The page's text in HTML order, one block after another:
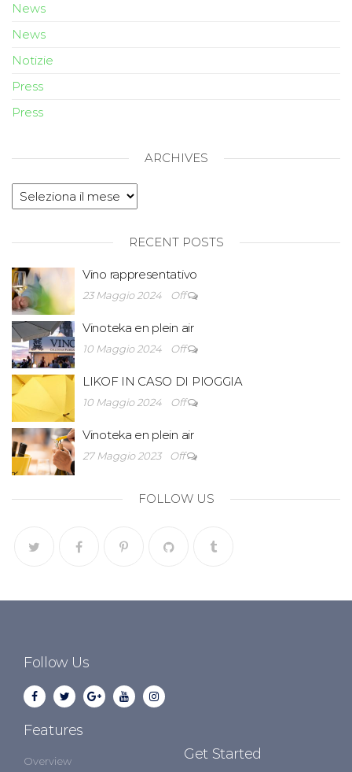
News
News
Notizie
Press
Press
ARCHIVES
RECENT POSTS
Vino rappresentativo
23 Maggio 2024 Off
Vinoteka en plein air
10 Maggio 2024 Off
LIKOF IN CASO DI PIOGGIA
10 Maggio 2024 Off
Vinoteka en plein air
27 Maggio 2023 Off
FOLLOW US
Follow Us
Features
Overview Get Started